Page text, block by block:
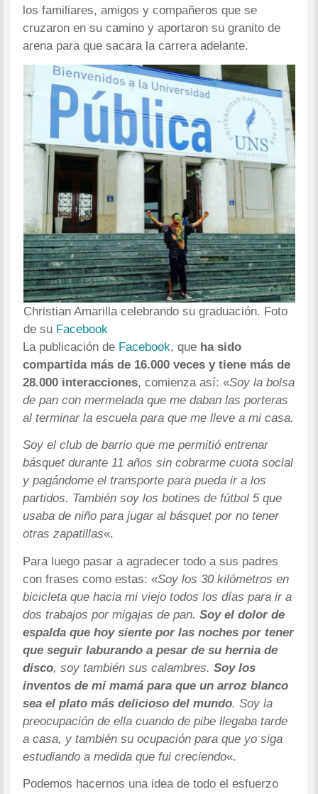
los familiares, amigos y compañeros que se
cruzaron en su camino y aportaron su granito de
arena para que sacara la carrera adelante.
Christian Amarilla celebrando su graduación. Foto
de su Facebook
La publicación de Facebook, que ha sido
compartida más de 16.000 veces y tiene más de
28.000 interacciones, comienza así: «Soy la bolsa
de pan con mermelada que me daban las porteras
al terminar la escuela para que me lleve a mi casa.
Soy el club de barrio que me permitió entrenar
básquet durante 11 años sin cobrarme cuota social
y pagándome el transporte para pueda ir a los
partidos. También soy los botines de fútbol 5 que
usaba de niño para jugar al básquet por no tener
otras zapatillas«.
Para luego pasar a agradecer todo a sus padres
con frases como estas: «Soy los 30 kilómetros en
bicicleta que hacia mi viejo todos los días para ir a
dos trabajos por migajas de pan. Soy el dolor de
espalda que hoy siente por las noches por tener
que seguir laburando a pesar de su hernia de
disco, soy también sus calambres.Soy los
inventos de mi mamá para que un arroz blanco
sea el plato más delicioso del mundo. Soy la
preocupación de ella cuando de pibe llegaba tarde
a casa, y también su ocupación para que yo siga
estudiando a medida que fui creciendo«.
Podemos hacernos una idea de todo el esfuerzo